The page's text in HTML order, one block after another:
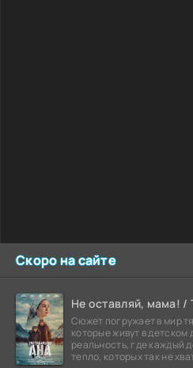
Скоро на сайте
Не оставляй, мама!
Сюжет погружает в мир
которые живут в детском
реальность, где каждый
тепло, которых так не